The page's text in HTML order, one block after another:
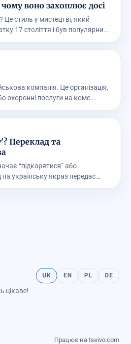
воно захоплює досі
стиль у мистецтві, який
17 століття і був популярни...
компанія. Це організація,
охоронні послуги на коме...
Переклад та
“підкорятися” або
українську якраз передає
цікаве!
UK EN PL DE
Працює на tseivo.com